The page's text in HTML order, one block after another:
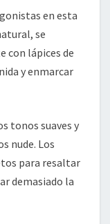
en esta
se
con lápices de
y enmarcar
tonos suaves y
nude. Los
para resaltar
demasiado la